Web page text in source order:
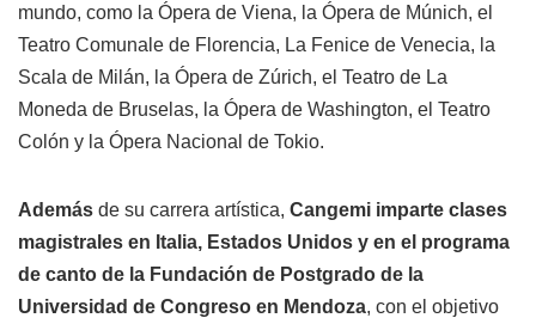
mundo, como la Ópera de Viena, la Ópera de Múnich, el
Teatro Comunale de Florencia, La Fenice de Venecia, la
Scala de Milán, la Ópera de Zúrich, el Teatro de La
Moneda de Bruselas, la Ópera de Washington, el Teatro
Colón y la Ópera Nacional de Tokio.
Además de su carrera artística, Cangemi imparte clases
magistrales en Italia, Estados Unidos y en el programa
de canto de la Fundación de Postgrado de la
Universidad de Congreso en Mendoza, con el objetivo